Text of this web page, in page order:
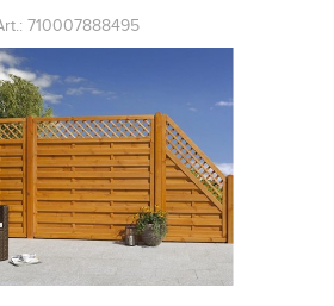
710007888495